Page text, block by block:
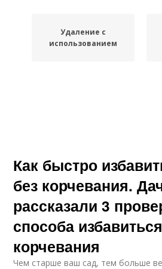
Удаление с
использованием
Как быстро
без корчевания.
рассказали 3
способа
корчевания
Чем старше ваш сад, тем больше